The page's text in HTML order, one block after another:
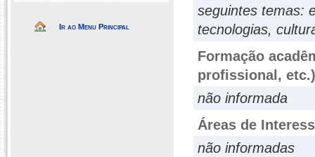
Ir ao Menu Principal
seguintes temas:
tecnologias,
Formação
profissional, etc.)
não informada
Áreas de
não informadas